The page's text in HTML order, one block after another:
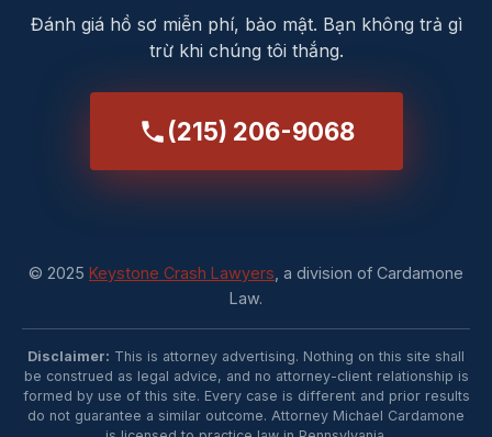
Đánh giá hồ sơ miễn phí, bảo mật. Bạn không trả gì
trừ khi chúng tôi thắng.
(215) 206-9068
© 2025 Keystone Crash Lawyers , a division of Cardamone
Law.
Disclaimer: This is attorney advertising. Nothing on this site shall
be construed as legal advice, and no attorney-client relationship is
formed by use of this site. Every case is different and prior results
do not guarantee a similar outcome. Attorney Michael Cardamone